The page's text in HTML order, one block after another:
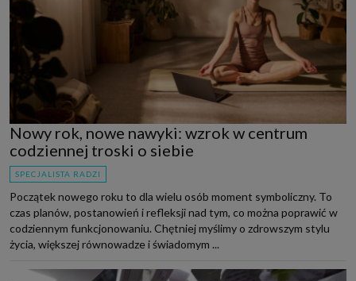
Nowy rok, nowe nawyki: wzrok w centrum
codziennej troski o siebie
SPECJALISTA RADZI
Początek nowego roku to dla wielu osób moment symboliczny. To
czas planów, postanowień i refleksji nad tym, co można poprawić w
codziennym funkcjonowaniu. Chętniej myślimy o zdrowszym stylu
życia, większej równowadze i świadomym ...